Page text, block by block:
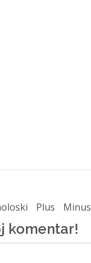
Plus Minus
komentar!